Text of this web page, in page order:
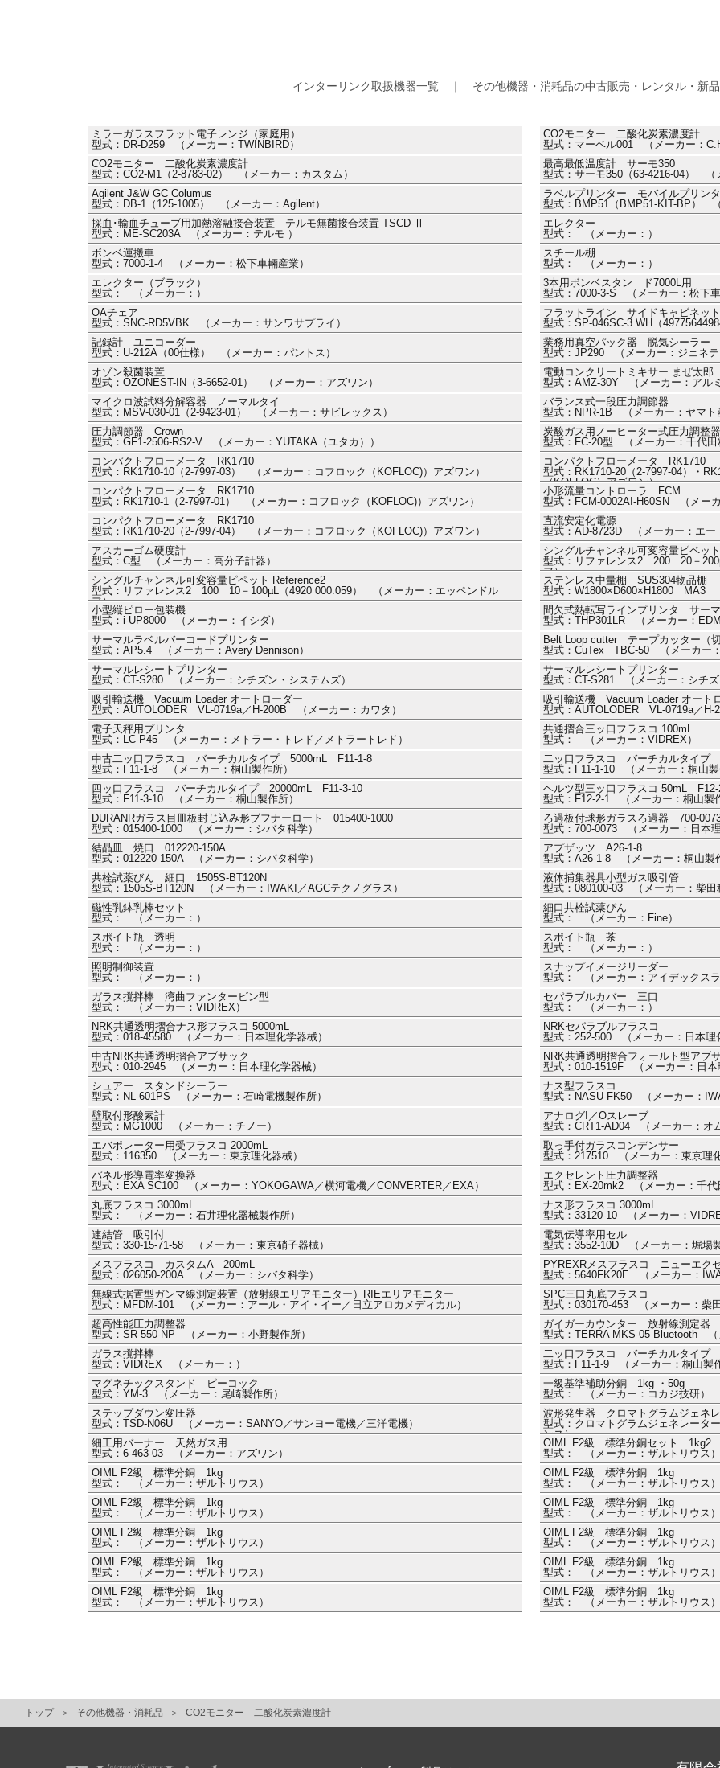
インターリンク取扱機器一覧 ｜ その他機器・消耗品の中古販売・レンタル・新品
ミラーガラスフラット電子レンジ（家庭用）
型式：DR-D259 （メーカー：TWINBIRD）
CO2モニター 二酸化炭素濃度計
型式：マーベル001 （メーカー：
CO2モニター 二酸化炭素濃度計
型式：CO2-M1（2-8783-02） （メーカー：カスタム）
最高最低温度計 サーモ350
型式：サーモ350（63-4216-04） （
Agilent J&W GC Columus
型式：DB-1（125-1005） （メーカー：Agilent）
ラベルプリンター モバイルプリン
型式：BMP51（BMP51-KIT-BP） （
採血･輸血チューブ用加熱溶融接合装置 テルモ無菌接合装置 TSCD-Ⅱ
型式：ME-SC203A （メーカー：テルモ ）
エレクター
型式： （メーカー：）
ボンベ運搬車
型式：7000-1-4 （メーカー：松下車輛産業）
スチール棚
型式： （メーカー：）
エレクター（ブラック）
型式： （メーカー：）
3本用ボンベスタン ド7000L用
型式：7000-3-S （メーカー：松下車
OAチェア
型式：SNC-RD5VBK （メーカー：サンワサプライ）
フラットライン サイドキャビネッ
型式：SP-046SC-3 WH（
記録計 ユニコーダー
型式：U-212A（00仕様） （メーカー：パントス）
業務用真空パック器 脱気シーラー
型式：JP290 （メーカー：ジェネテ
オゾン殺菌装置
型式：OZONEST-IN（3-6652-01） （メーカー：アズワン）
電動コンクリートミキサー まぜ太郎
型式：AMZ-30Y （メーカー：アル
マイクロ波試料分解容器 ノーマルタイ
型式：MSV-030-01（2-9423-01） （メーカー：サビレックス）
バランス式一段圧力調節器
型式：NPR-1B （メーカー：ヤマト
圧力調節器 Crown
型式：GF1-2506-RS2-V （メーカー：YUTAKA（ユタカ））
炭酸ガス用ノーヒーター式圧力調整器
型式：FC-20型 （メーカー：千代田
コンパクトフローメータ RK1710
型式：RK1710-10（2-7997-03） （メーカー：コフロック（KOFLOC)）アズワン）
コンパクトフローメータ RK1710
型式：RK1710-20（2-7997-04）・
（KOFLOC）アズワン）
コンパクトフローメータ RK1710
型式：RK1710-1（2-7997-01） （メーカー：コフロック（KOFLOC)）アズワン）
小形流量コントローラ FCM
型式：FCM-0002AI-H60SN （メーカ
コンパクトフローメータ RK1710
型式：RK1710-20（2-7997-04） （メーカー：コフロック（KOFLOC)）アズワン）
直流安定化電源
型式：AD-8723D （メーカー：エー
アスカーゴム硬度計
型式：C型 （メーカー：高分子計器）
シングルチャンネル可変容量ピペッ
型式：リファレンス2 200 20－
フ）
シングルチャンネル可変容量ピペット Reference2
型式：リファレンス2 100 10－100µL（4920 000.059） （メーカー：エッペンドル
フ）
ステンレス中量棚 SUS304物品棚
型式：W1800×D600×H1800 MA3
小型縦ピロー包装機
型式：i-UP8000 （メーカー：イシダ）
間欠式熱転写ラインプリンタ サー
型式：THP301LR （メーカー：EDM
サーマルラベルバーコードプリンター
型式：AP5.4 （メーカー：Avery Dennison）
Belt Loop cutter テープカッター（切
型式：CuTex TBC-50 （メーカー：
サーマルレシートプリンター
型式：CT-S280 （メーカー：シチズン・システムズ）
サーマルレシートプリンター
型式：CT-S281 （メーカー：シチズ
吸引輸送機 Vacuum Loader オートローダー
型式：AUTOLODER VL-0719a／H-200B （メーカー：カワタ）
吸引輸送機 Vacuum Loader オート
型式：AUTOLODER VL-0719a／H-
電子天秤用プリンタ
型式：LC-P45 （メーカー：メトラー・トレド／メトラートレド）
共通摺合三ッ口フラスコ 100mL
型式： （メーカー：VIDREX）
中古二ッ口フラスコ バーチカルタイプ 5000mL F11-1-8
型式：F11-1-8 （メーカー：桐山製作所）
二ッ口フラスコ バーチカルタイプ
型式：F11-1-10 （メーカー：桐山製
四ッ口フラスコ バーチカルタイプ 20000mL F11-3-10
型式：F11-3-10 （メーカー：桐山製作所）
ヘルツ型三ッ口フラスコ 50mL F12-
型式：F12-2-1 （メーカー：桐山製
DURANRガラス目皿板封じ込み形ブフナーロート 015400-1000
型式：015400-1000 （メーカー：シバタ科学）
ろ過板付球形ガラスろ過器 700-
型式：700-0073 （メーカー：日本理
結晶皿 焼口 012220-150A
型式：012220-150A （メーカー：シバタ科学）
アプザッツ A26-1-8
型式：A26-1-8 （メーカー：桐山製
共栓試薬びん 細口 1505S-BT120N
型式：1505S-BT120N （メーカー：IWAKI／AGCテクノグラス）
液体捕集器具小型ガス吸引管
型式：080100-03 （メーカー：柴田
磁性乳鉢乳棒セット
型式： （メーカー：）
細口共栓試薬びん
型式： （メーカー：Fine）
スポイト瓶 透明
型式： （メーカー：）
スポイト瓶 茶
型式： （メーカー：）
照明制御装置
型式： （メーカー：）
スナップイメージリーダー
型式： （メーカー：アイデックスラ
ガラス撹拌棒 湾曲ファンタービン型
型式： （メーカー：VIDREX）
セパラブルカバー 三口
型式： （メーカー：）
NRK共通透明摺合ナス形フラスコ 5000mL
型式：018-45580 （メーカー：日本理化学器械）
NRKセパラブルフラスコ
型式：252-500 （メーカー：日本理
中古NRK共通透明摺合アブサック
型式：010-2945 （メーカー：日本理化学器械）
NRK共通透明摺合フォールト型アブ
型式：010-1519F （メーカー：日本
シュアー スタンドシーラー
型式：NL-601PS （メーカー：石崎電機製作所）
ナス型フラスコ
型式：NASU-FK50 （メーカー：
壁取付形酸素計
型式：MG1000 （メーカー：チノー）
アナログI／Oスレーブ
型式：CRT1-AD04 （メーカー：オ
エバポレーター用受フラスコ 2000mL
型式：116350 （メーカー：東京理化器械）
取っ手付ガラスコンデンサー
型式：217510 （メーカー：東京理化
パネル形導電率変換器
型式：EXA SC100 （メーカー：YOKOGAWA／横河電機／CONVERTER／EXA）
エクセレント圧力調整器
型式：EX-20mk2 （メーカー：千代
丸底フラスコ 3000mL
型式： （メーカー：石井理化器械製作所）
ナス形フラスコ 3000mL
型式：33120-10 （メーカー：
連結管 吸引付
型式：330-15-71-58 （メーカー：東京硝子器械）
電気伝導率用セル
型式：3552-10D （メーカー：堀場製
メスフラスコ カスタムA 200mL
型式：026050-200A （メーカー：シバタ科学）
PYREXRメスフラスコ ニューエク
型式：5640FK20E （メーカー：
無線式据置型ガンマ線測定装置（放射線エリアモニター）RIEエリアモニター
型式：MFDM-101 （メーカー：アール・アイ・イー／日立アロカメディカル）
SPC三口丸底フラスコ
型式：030170-453 （メーカー：柴田
超高性能圧力調整器
型式：SR-550-NP （メーカー：小野製作所）
ガイガーカウンター 放射線測定器
型式：TERRA MKS-05 Bluetooth （
ガラス撹拌棒
型式：VIDREX （メーカー：）
二ッ口フラスコ バーチカルタイプ
型式：F11-1-9 （メーカー：桐山製
マグネチックスタンド ピーコック
型式：YM-3 （メーカー：尾崎製作所）
一級基準補助分銅 1kg ・50g
型式： （メーカー：コカジ技研）
ステップダウン変圧器
型式：TSD-N06U （メーカー：SANYO／サンヨー電機／三洋電機）
波形発生器 クロマトグラムジェネ
型式：クロマトグラムジェネレータ
ンス）
細工用バーナー 天然ガス用
型式：6-463-03 （メーカー：アズワン）
OIML F2級 標準分銅セット 1kg2
型式： （メーカー：ザルトリウス）
OIML F2級 標準分銅 1kg
型式： （メーカー：ザルトリウス）
OIML F2級 標準分銅 1kg
型式： （メーカー：ザルトリウス）
OIML F2級 標準分銅 1kg
型式： （メーカー：ザルトリウス）
OIML F2級 標準分銅 1kg
型式： （メーカー：ザルトリウス）
OIML F2級 標準分銅 1kg
型式： （メーカー：ザルトリウス）
OIML F2級 標準分銅 1kg
型式： （メーカー：ザルトリウス）
OIML F2級 標準分銅 1kg
型式： （メーカー：ザルトリウス）
OIML F2級 標準分銅 1kg
型式： （メーカー：ザルトリウス）
OIML F2級 標準分銅 1kg
型式： （メーカー：ザルトリウス）
OIML F2級 標準分銅 1kg
型式： （メーカー：ザルトリウス）
トップ その他機器・消耗品 CO2モニター 二酸化炭素濃度計